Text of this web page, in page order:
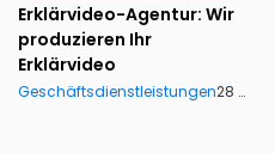
Erklärvideo-Agentur: Wir
produzieren Ihr
Erklärvideo
Geschäftsdienstleistungen 28 ansichten